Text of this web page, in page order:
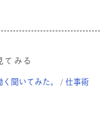
てみる
聞いてみた。 / 仕事術